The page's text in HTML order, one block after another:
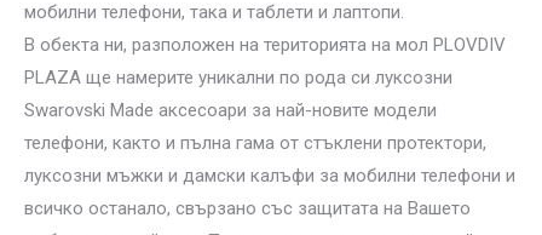
мобилни телефони, така и таблети и лаптопи.
В обекта ни, разположен на територията на мол PLOVDIV
PLAZA ще намерите уникални по рода си луксозни
Swarovski Made аксесоари за най-новите модели
телефони, както и пълна гама от стъклени протектори,
луксозни мъжки и дамски калъфи за мобилни телефони и
всичко останало, свързано със защитата на Вашето